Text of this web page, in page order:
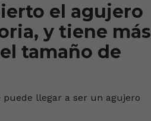
el agujero
y tiene más
tamaño de
llegar a ser un agujero